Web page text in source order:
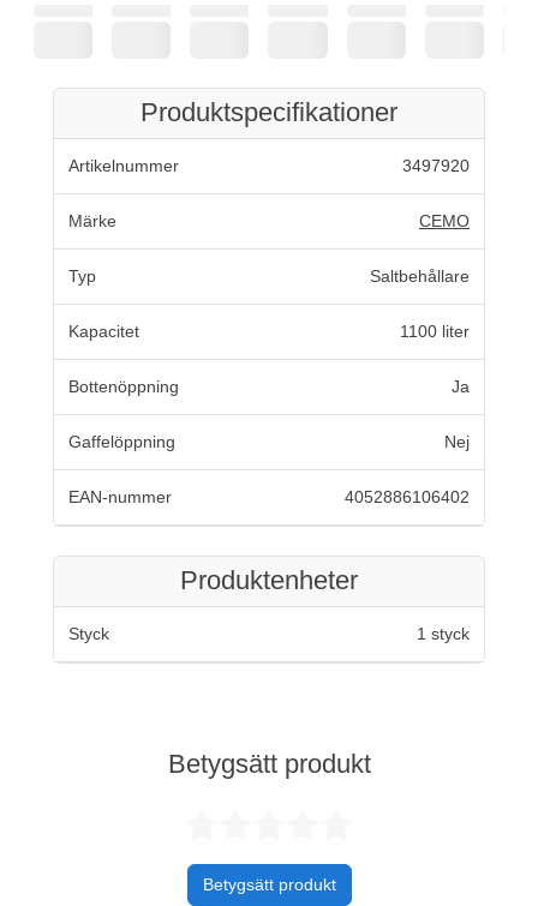
Produktspecifikationer
Artikelnummer 3497920
Märke CEMO
Typ Saltbehållare
Kapacitet 1100 liter
Bottenöppning Ja
Gaffelöppning Nej
EAN-nummer 4052886106402
Produktenheter
Styck 1 styck
Betygsätt produkt
Betygsätt produkt